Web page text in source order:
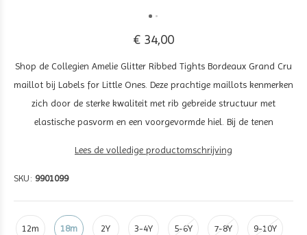
€ 34,00
Shop de Collegien Amelie Glitter Ribbed Tights Bordeaux Grand Cru
maillot bij Labels for Little Ones. Deze prachtige maillots kenmerken
zich door de sterke kwaliteit met rib gebreide structuur met
elastische pasvorm en een voorgevormde hiel. Bij de tenen
Lees de volledige productomschrijving
SKU: 9901099
12m 18m 2Y 3-4Y 5-6Y 7-8Y 9-10Y